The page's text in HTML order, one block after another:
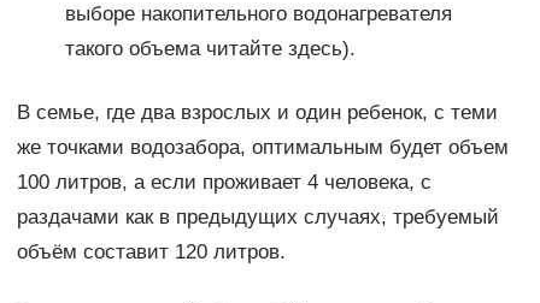
выборе накопительного водонагревателя
такого объема читайте здесь).
В семье, где два взрослых и один ребенок, с теми
же точками водозабора, оптимальным будет объем
100 литров, а если проживает 4 человека, с
раздачами как в предыдущих случаях, требуемый
объём составит 120 литров.